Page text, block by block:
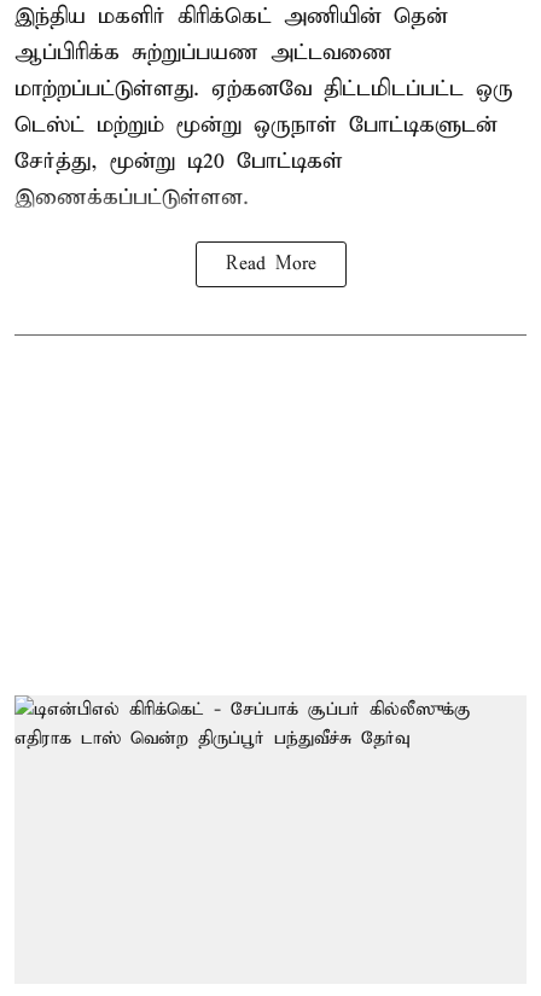
இந்திய மகளிர் கிரிக்கெட் அணியின் தென்
ஆப்பிரிக்க சுற்றுப்பயண அட்டவணை
மாற்றப்பட்டுள்ளது. ஏற்கனவே திட்டமிடப்பட்ட ஒரு
டெஸ்ட் மற்றும் மூன்று ஒருநாள் போட்டிகளுடன்
சேர்த்து, மூன்று டி20 போட்டிகள்
இணைக்கப்பட்டுள்ளன.
Read More